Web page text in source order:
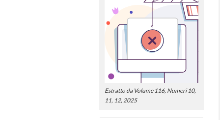
Estratto da Volume 116, Numeri 10,
11, 12, 2025